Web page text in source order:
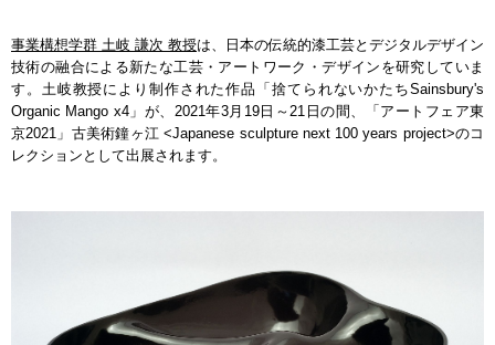
事業構想学群 土岐 謙次 教授は、日本の伝統的漆工芸とデジタルデザイン
技術の融合による新たな工芸・アートワーク・デザインを研究していま
す。土岐教授により制作された作品「捨てられないかたちSainsbury's
Organic Mango x4」が、2021年3月19日～21日の間、「アートフェア東
京2021」古美術鐘ヶ江 <Japanese sculpture next 100 years project>のコ
レクションとして出展されます。